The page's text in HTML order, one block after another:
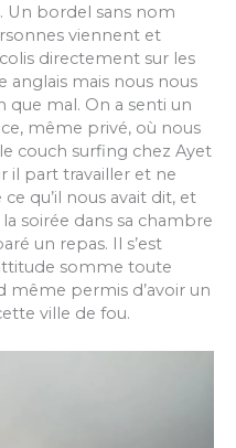
Un bordel sans nom
viennent et
directement sur les
mais nous nous
mal. On a senti un
même privé, où nous
couch surfing chez Ayet
il part travailler et ne
qu’il nous avait dit, et
soirée dans sa chambre
un repas. Il s’est
somme toute
même permis d’avoir un
ville de fou.